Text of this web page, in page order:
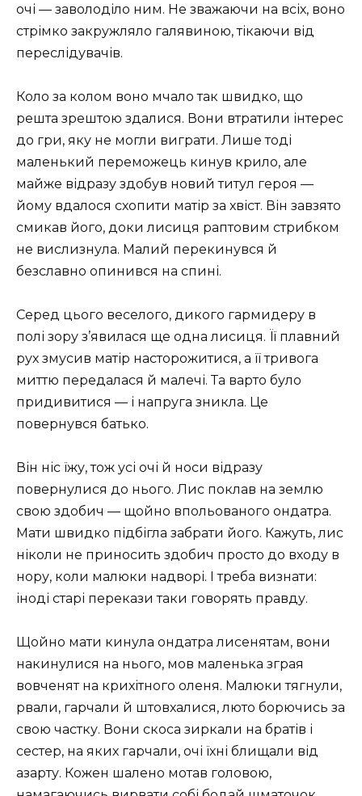
очі — заволоділо ним. Не зважаючи на всіх, воно
стрімко закружляло галявиною, тікаючи від
переслідувачів.
Коло за колом воно мчало так швидко, що
решта зрештою здалися. Вони втратили інтерес
до гри, яку не могли виграти. Лише тоді
маленький переможець кинув крило, але
майже відразу здобув новий титул героя —
йому вдалося схопити матір за хвіст. Він завзято
смикав його, доки лисиця раптовим стрибком
не вислизнула. Малий перекинувся й
безславно опинився на спині.
Серед цього веселого, дикого гармидеру в
полі зору з’явилася ще одна лисиця. Її плавний
рух змусив матір насторожитися, а її тривога
миттю передалася й малечі. Та варто було
придивитися — і напруга зникла. Це
повернувся батько.
Він ніс їжу, тож усі очі й носи відразу
повернулися до нього. Лис поклав на землю
свою здобич — щойно впольованого ондатра.
Мати швидко підбігла забрати його. Кажуть, лис
ніколи не приносить здобич просто до входу в
нору, коли малюки надворі. І треба визнати:
іноді старі перекази таки говорять правду.
Щойно мати кинула ондатра лисенятам, вони
накинулися на нього, мов маленька зграя
вовченят на крихітного оленя. Малюки тягнули,
рвали, гарчали й штовхалися, люто борючись за
свою частку. Вони скоса зиркали на братів і
сестер, на яких гарчали, очі їхні блищали від
азарту. Кожен шалено мотав головою,